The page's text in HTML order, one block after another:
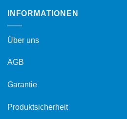
INFORMATIONEN
Über uns
AGB
Garantie
Produktsicherheit